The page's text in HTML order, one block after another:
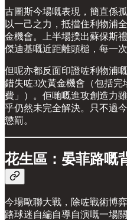
古圖斯今場嘅表現，簡直係
以一己之力，抵擋住利物浦
金機會。上半場撲出蘇保斯
傑迪基嘅近距離頭槌，每一
但呢亦都反面印證咗利物浦
錯失咗3次黃金機會（包括
費」）。佢哋嘅進攻創造力
乎仍然未完全解決。只不過
懲罰。
花生區：晏菲路嘅
今場歐聯大戰，除咗戰術博
路球迷自編自導自演嘅一場